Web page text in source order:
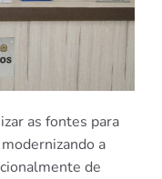
as fontes para
a
de